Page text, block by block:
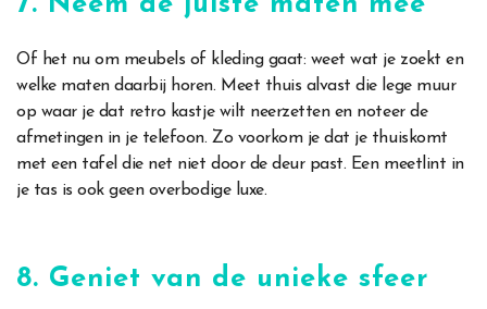
Of het nu om meubels of kleding gaat: weet wat je zoekt en
welke maten daarbij horen. Meet thuis alvast die lege muur
op waar je dat retro kastje wilt neerzetten en noteer de
afmetingen in je telefoon. Zo voorkom je dat je thuiskomt
met een tafel die net niet door de deur past. Een meetlint in
je tas is ook geen overbodige luxe.
8. Geniet van de unieke sfeer